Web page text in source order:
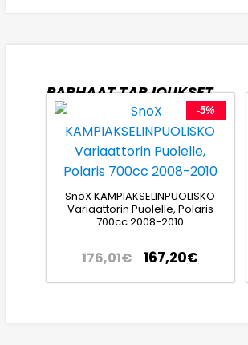
PARHAAT TARJOUKSET
-5%
SnoX KAMPIAKSELINPUOLISKO
Variaattorin Puolelle, Polaris
700cc 2008-2010
176,01€ 167,20€